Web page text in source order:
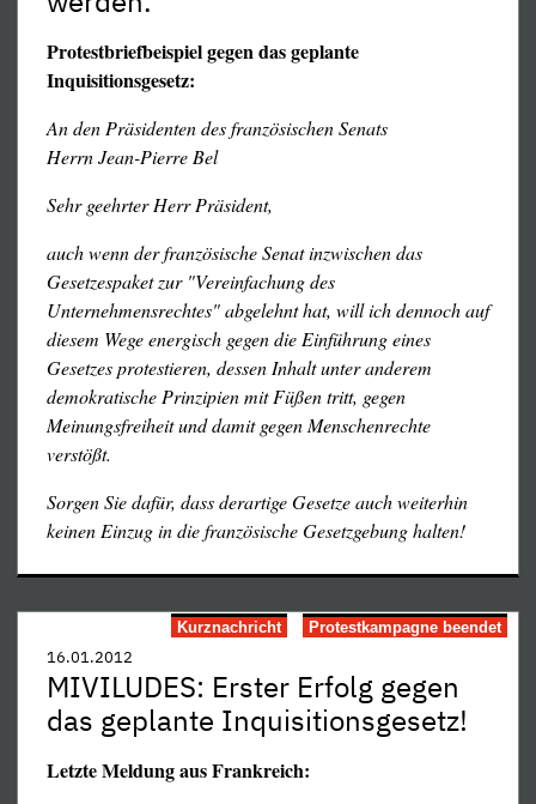
uns gemeinsam mit Voltaire, dem großen Unterstützer der
Quäker und Hugenotten, völlig klar, daß nur Toleranz, d.h.
Gewaltfreiheit der Debatte, statt neuer Dogmatik, den
oder Regierungsdogmatik, die größte Chance gibt.
Briefwechsel mit unseren bestehenden wie ehemaligen
französischen Führer in veritable Bannflüche ausartete,
hinter deren hysterischen Heftigkeit und
kirchenväterlichen Wut sich kein Papst zu verstecken
bräuchte. Wer den Schriftwechsel kennenlerne möchte,
der klicke hier:
Unsere Antwort auf den »Bannfluch«
Zur neuesten Schweinerei des französischen
Staates
Resolution der französischen Freidenker zu
Unsere Stellungnahme zum NGO-Antrag
Beschluß der IAFT zur Stellung des Antrags auf
Anerkennung als NGO (bei UNO, UNESCO etc.)
(englisch)
Zur politischen Einordnung unserer kleinen Hysteriker ist
auch mit einer ausweichenden, rein formalen
Begründung)...
Zur vollständigen Pressemitteilung
Protestbriefbeispiel gegen das geplante
Inquisitionsgesetz:
An den Präsidenten des französischen Senats
Herrn Jean-Pierre Bel
Sehr geehrter Herr Präsident,
auch wenn der französische Senat inzwischen das
Gesetzespaket zur "Vereinfachung des
Unternehmensrechtes" abgelehnt hat, will ich dennoch auf
diesem Wege energisch gegen die Einführung eines
Gesetzes protestieren, dessen Inhalt unter anderem
demokratische Prinzipien mit Füßen tritt, gegen
Meinungsfreiheit und damit gegen Menschenrechte
verstößt.
Sorgen Sie dafür, dass derartige Gesetze auch weiterhin
keinen Einzug in die französische Gesetzgebung halten!
Kurznachricht Protestkampagne beendet
16.01.2012
MIVILUDES: Erster Erfolg gegen
das geplante Inquisitionsgesetz!
Letzte Meldung aus Frankreich: